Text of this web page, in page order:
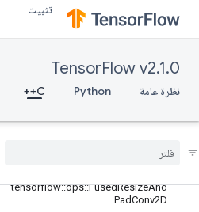
تثبيت
TensorFlow v2.1.0
نظرة عامة Python
C++
tensorflow::ops::FusedBatchNormGr
adV3::Attrs
tensorflow::ops::FusedBatchNormV
tensorflow::ops::FusedBatchNormV
2::Attrs
Attrs
tensorflow::ops::FusedResizeAnd
PadConv2D